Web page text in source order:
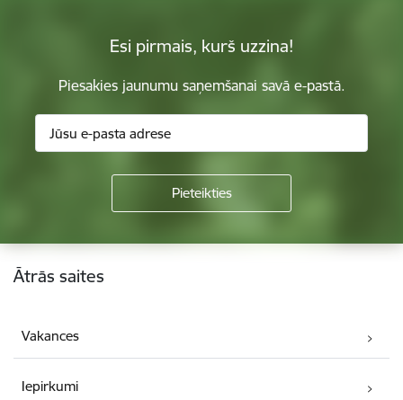
Esi pirmais, kurš uzzina!
Piesakies jaunumu saņemšanai savā e-pastā.
Kājene
Ātrās saites
Vakances
Iepirkumi